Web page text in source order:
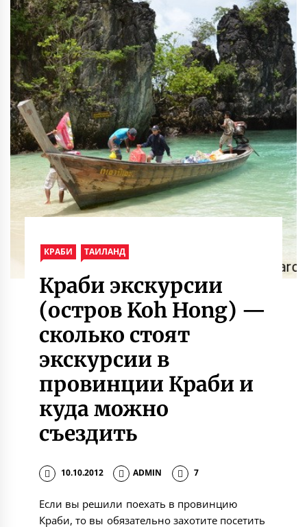
КРАБИ ТАИЛАНД
Краби экскурсии
(остров Koh Hong) —
сколько стоят
экскурсии в
провинции Краби и
куда можно
съездить
10.10.2012 ADMIN 7
Если вы решили поехать в провинцию
Краби, то вы обязательно захотите посетить